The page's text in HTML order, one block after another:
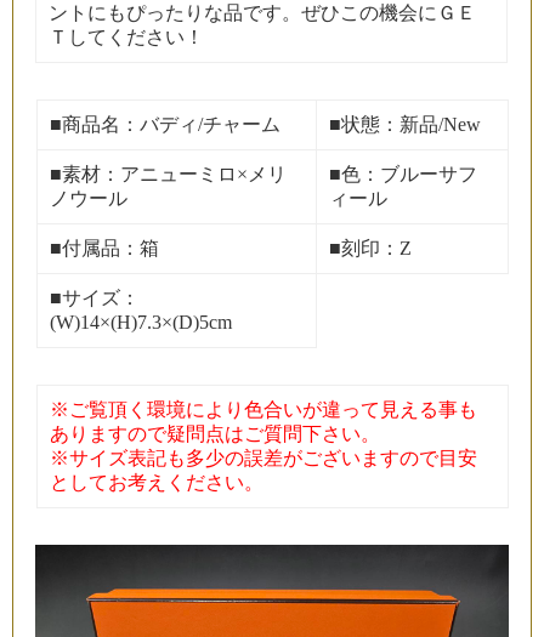
ントにもぴったりな品です。ぜひこの機会にＧＥ
Ｔしてください！
■商品名：バディ/チャーム ■状態：新品/New
■素材：アニューミロ×メリ
ノウール
■色：ブルーサフ
ィール
■付属品：箱 ■刻印：Z
■サイズ：
(W)14×(H)7.3×(D)5cm
※ご覧頂く環境により色合いが違って見える事も
ありますので疑問点はご質問下さい。
※サイズ表記も多少の誤差がございますので目安
としてお考えください。